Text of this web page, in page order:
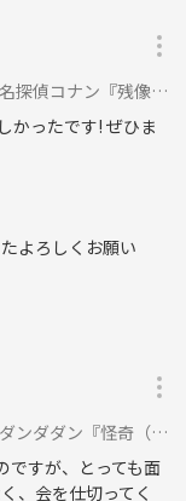
像の交信からの脱出』に参加
かったです! ぜひま
よろしくお願い
だらけの図書室からの脱出』に参加
ですが、とっても面
、会を仕切ってく